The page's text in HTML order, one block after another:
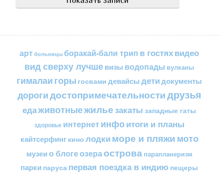
арт больницы боракай-бали трип в гостяхвидео
вид сверху лучшевизы водопады вулканы
гималаи горы госвами девайсы детидокументы
дорогидостопримечательностидрузья
едаживотныежильезакаты западные гаты
здоровье интернетинфоитоги и планы
кайтсерфинг кино лодкиморе и пляжимото
музеи о блогеозераострова парапланеризм
парки паруса первая поездка в индию пещеры